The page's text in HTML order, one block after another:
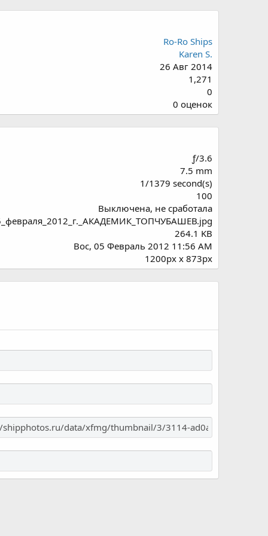
Ro-Ro Ships
Karen S.
26 Авг 2014
1,271
0
0
.
0
ё
д
0 оценок
ƒ/3.6
7.5 mm
1/1379 second(s)
100
Выключена, не сработала
264.1 KB
Вос, 05 Февраль 2012 11:56 AM
1200px x 873px